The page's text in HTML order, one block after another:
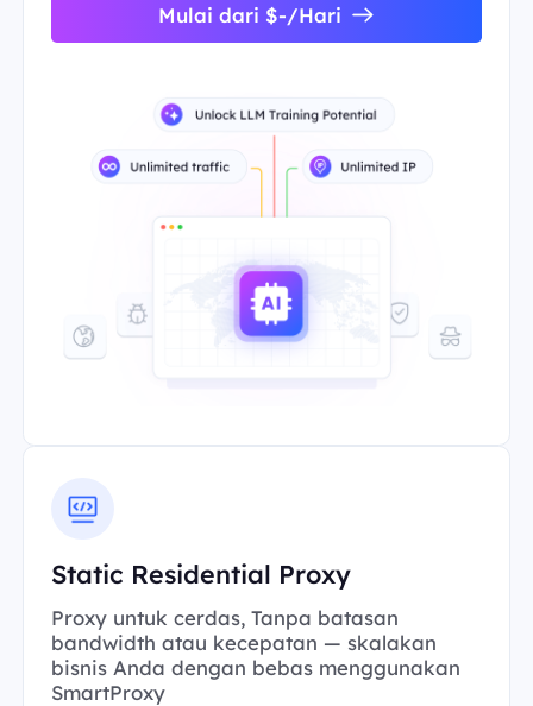
Mulai dari $-/Hari
Static Residential Proxy
Proxy untuk cerdas, Tanpa batasan
bandwidth atau kecepatan — skalakan
bisnis Anda dengan bebas menggunakan
SmartProxy